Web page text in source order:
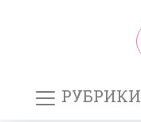
РУБРИКИ